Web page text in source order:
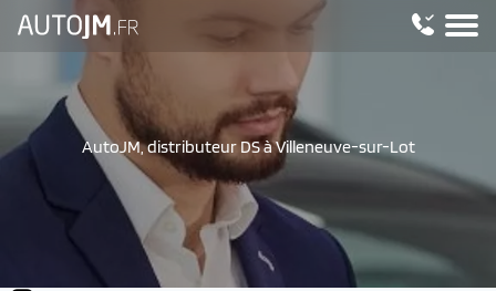
AutoJM, distributeur DS à Villeneuve-sur-Lot